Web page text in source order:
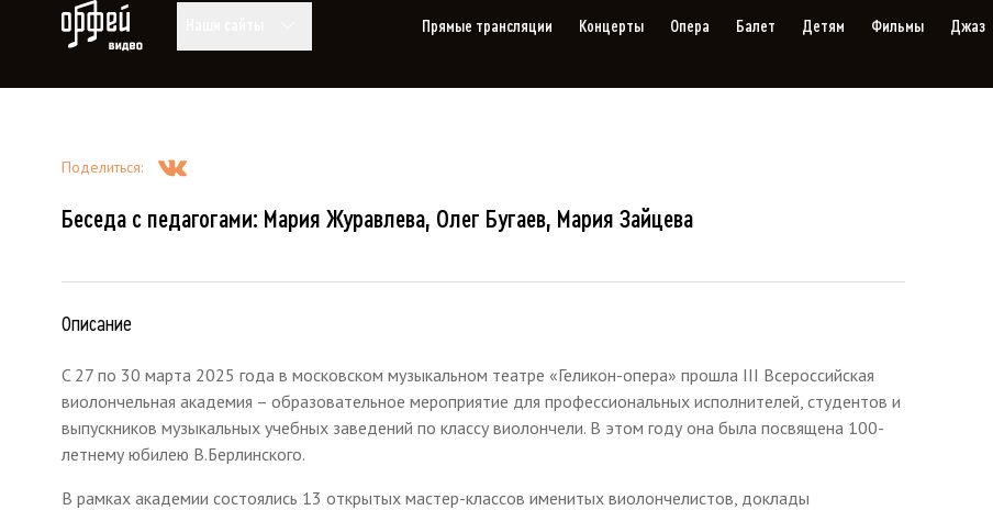
Видео Орфей
Прямые трансляции Концерты Опера Балет Детям Фильмы Джаз
Поделиться:
Беседа с педагогами: Мария Журавлева, Олег Бугаев, Мария Зайцева
Описание
C 27 по 30 марта 2025 года в московском музыкальном театре «Геликон-опера» прошла III Всероссийская
виолончельная академия – образовательное мероприятие для профессиональных исполнителей, студентов и
выпускников музыкальных учебных заведений по классу виолончели. В этом году она была посвящена 100-
летнему юбилею В.Берлинского.
В рамках академии состоялись 13 открытых мастер-классов именитых виолончелистов, доклады